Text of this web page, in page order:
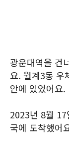
광운대역을 건
요. 월계3동 우
안에 있었어요.
2023년 8월
국에 도착했어